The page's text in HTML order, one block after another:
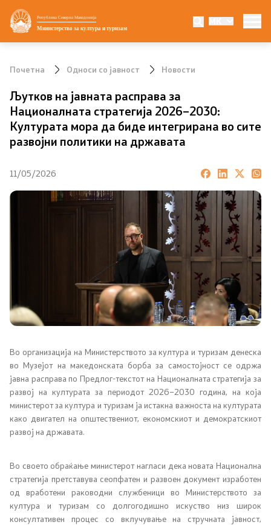
Република Северна Македонија
Министерство за култура и туризам
MK
Министерство
Државен секретар
Мисијата визија и приоритети
Политика за квалитет
Внатрешна организација
Национални институции
Локални институции
Органи во состав
Инспекторат за употребата на македонскиот
стандарден јазик
Совет за македонски јазик
Совет на Европа
Творештво
Односи со јавност
Почетна Односи со јавност Новости
Љутков на јавната расправа за
Националната стратегија 2026–2030:
Културата мора да биде интегрирана во сите
развојни политики на државата
11/05/2026
Во организација на Министерството за култура и туризам денеска
во Музејот на македонската борба за самостојност се одржа
јавна расправа по Предлог-текстот на Националната стратегија за
развој на културата за периодот 2026–2030 година, на која
министерот за култура и туризам ја истакна важноста на културата
како двигател на општествениот, економскиот и демократскиот
развој на државата.
Во своето обраќање министерот нагласи дека новата Национална
стратегија претставува сеопфатен и развоен документ изработен
од вработени раководни службеници во Министерството за
култура и туризам со долгогодишно искуство низ широк
консултативен процес со вклучување на стручната јавност,